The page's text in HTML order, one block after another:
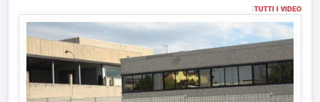
TUTTI I VIDEO